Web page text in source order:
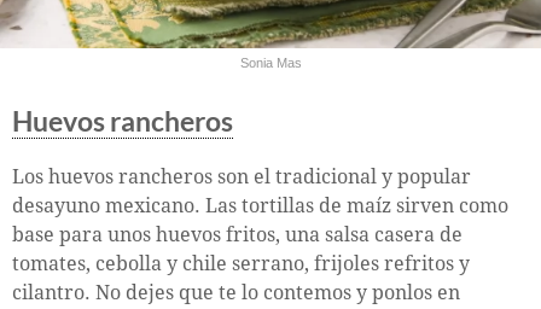
Sonia Mas
Huevos rancheros
Los huevos rancheros son el tradicional y popular
desayuno mexicano. Las tortillas de maíz sirven como
base para unos huevos fritos, una salsa casera de
tomates, cebolla y chile serrano, frijoles refritos y
cilantro. No dejes que te lo contemos y ponlos en